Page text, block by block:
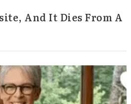
And It Dies From A